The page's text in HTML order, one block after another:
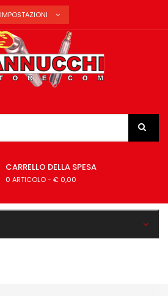
IMPOSTAZIONI
CARRELLO DELLA SPESA
0 ARTICOLO- € 0,00